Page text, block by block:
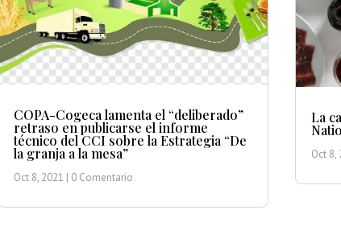
COPA-Cogeca lamenta el “deliberado”
retraso en publicarse el informe
técnico del CCI sobre la Estrategia “De
la granja a la mesa”
Oct 8, 2021 | 0 Comentario
La
Oct 8,